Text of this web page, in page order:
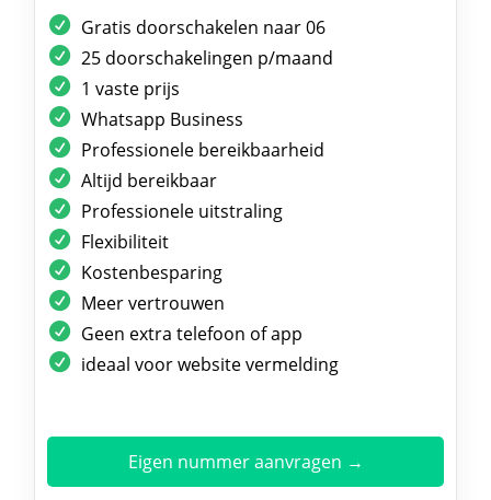
Gratis doorschakelen naar 06
25 doorschakelingen p/maand
1 vaste prijs
Whatsapp Business
Professionele bereikbaarheid
Altijd bereikbaar
Professionele uitstraling
Flexibiliteit
Kostenbesparing
Meer vertrouwen
Geen extra telefoon of app
ideaal voor website vermelding
Eigen nummer aanvragen →